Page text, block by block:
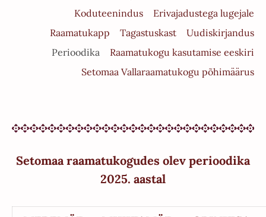
Koduteenindus
Erivajadustega lugejale
Raamatukapp
Tagastuskast
Uudiskirjandus
Perioodika
Raamatukogu kasutamise eeskiri
Setomaa Vallaraamatukogu põhimäärus
Setomaa raamatukogudes olev perioodika
2025. aastal